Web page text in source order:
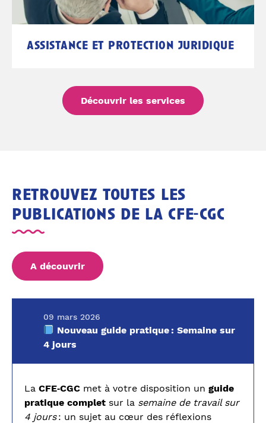
assistance et protection juridique
Découvrir les services
retrouvez toutes les
publications de la cfe-cgc
A découvrir
09 mars 2026
Nouveau guide pratique : Semaine sur
4 jours
La CFE‑CGC met à votre disposition un guide
pratique complet sur la semaine de travail sur
4 jours: un sujet au cœur des réflexions